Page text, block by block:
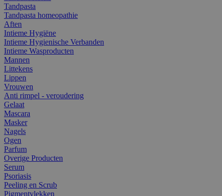
Tandpasta
Tandpasta homeopathie
Aften
Intieme Hygiëne
Intieme Hygienische Verbanden
Intieme Wasproducten
Mannen
Littekens
Lippen
Vrouwen
Anti rimpel - veroudering
Gelaat
Mascara
Masker
Nagels
Ogen
Parfum
Overige Producten
Serum
Psoriasis
Peeling en Scrub
Pigmentvlekken